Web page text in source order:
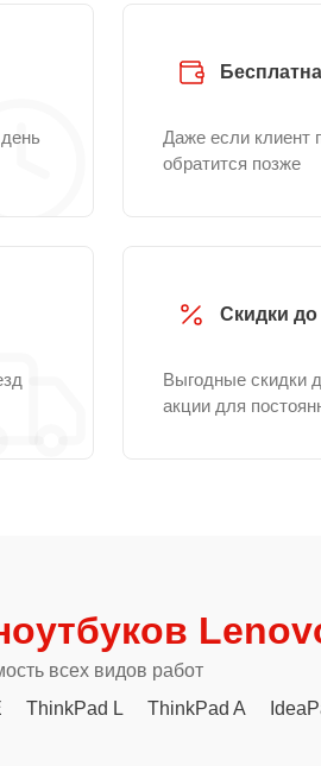
Даже если клиент
обратится позже
Скидки до
Выгодные скидки
акции для
всех видов работ
ThinkPad L ThinkPad A